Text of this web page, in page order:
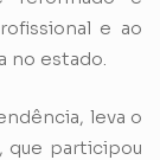
e ao
no estado.
leva o
que participou